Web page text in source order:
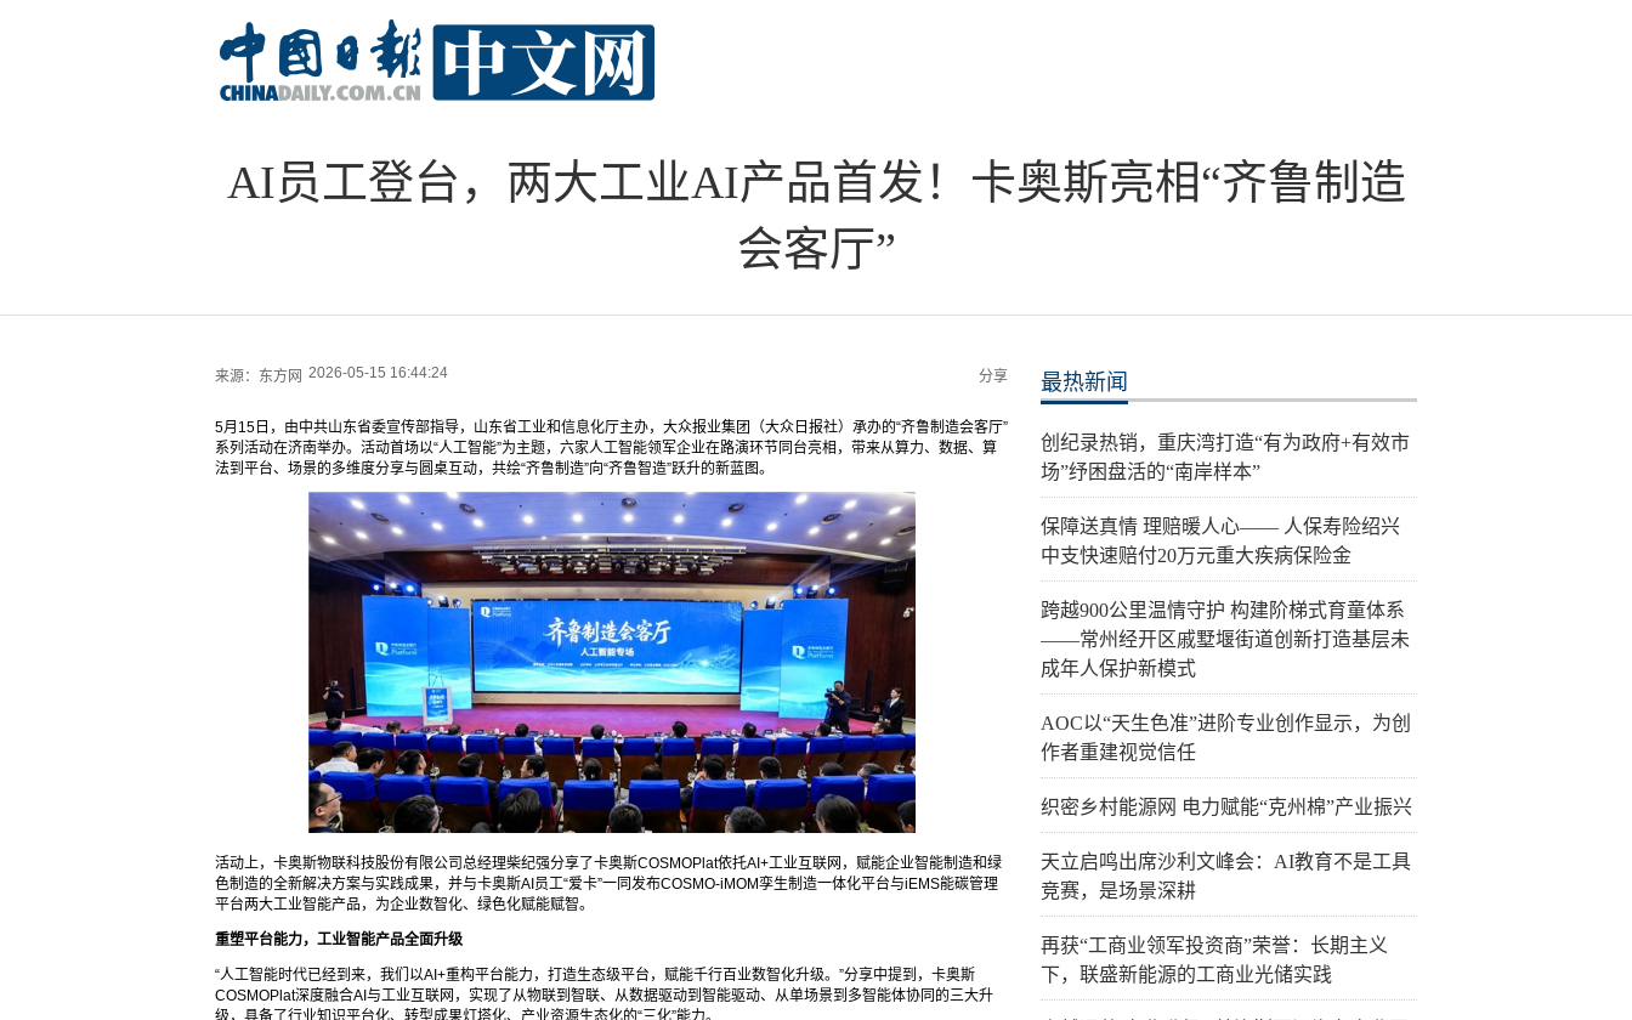
AI员工登台，两大工业AI产品首发！卡奥斯亮相“齐鲁制造
会客厅”
来源： 东方网 2026-05-15 16:44:24 分享
5月15日，由中共山东省委宣传部指导，山东省工业和信息化厅主办，大众报业集团（大众日报社）承办的“齐鲁制造会客厅”
系列活动在济南举办。活动首场以“人工智能”为主题，六家人工智能领军企业在路演环节同台亮相，带来从算力、数据、算
法到平台、场景的多维度分享与圆桌互动，共绘“齐鲁制造”向“齐鲁智造”跃升的新蓝图。
活动上，卡奥斯物联科技股份有限公司总经理柴纪强分享了卡奥斯COSMOPlat依托AI+工业互联网，赋能企业智能制造和绿
色制造的全新解决方案与实践成果，并与卡奥斯AI员工“爱卡”一同发布COSMO-iMOM孪生制造一体化平台与iEMS能碳管理
平台两大工业智能产品，为企业数智化、绿色化赋能赋智。
重塑平台能力，工业智能产品全面升级
“人工智能时代已经到来，我们以AI+重构平台能力，打造生态级平台，赋能千行百业数智化升级。”分享中提到，卡奥斯
COSMOPlat深度融合AI与工业互联网，实现了从物联到智联、从数据驱动到智能驱动、从单场景到多智能体协同的三大升
级，具备了行业知识平台化、转型成果灯塔化、产业资源生态化的“三化”能力。
最热新闻
创纪录热销，重庆湾打造“有为政府+有效市
场”纾困盘活的“南岸样本”
保障送真情 理赔暖人心—— 人保寿险绍兴
中支快速赔付20万元重大疾病保险金
跨越900公里温情守护 构建阶梯式育童体系
——常州经开区戚墅堰街道创新打造基层未
成年人保护新模式
AOC以“天生色准”进阶专业创作显示，为创
作者重建视觉信任
织密乡村能源网 电力赋能“克州棉”产业振兴
天立启鸣出席沙利文峰会：AI教育不是工具
竞赛，是场景深耕
再获“工商业领军投资商”荣誉：长期主义
下，联盛新能源的工商业光储实践